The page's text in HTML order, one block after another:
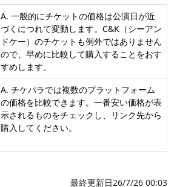
A. 一般的にチケットの価格は公演日が近
づくにつれて変動します。C&K（シーアン
ドケー）のチケットも例外ではありません
ので、早めに比較して購入することをおす
すめします。
A. チケパラでは複数のプラットフォーム
の価格を比較できます。一番安い価格が表
示されるものをチェックし、リンク先から
購入してください。
最終更新日26/7/26 00:03